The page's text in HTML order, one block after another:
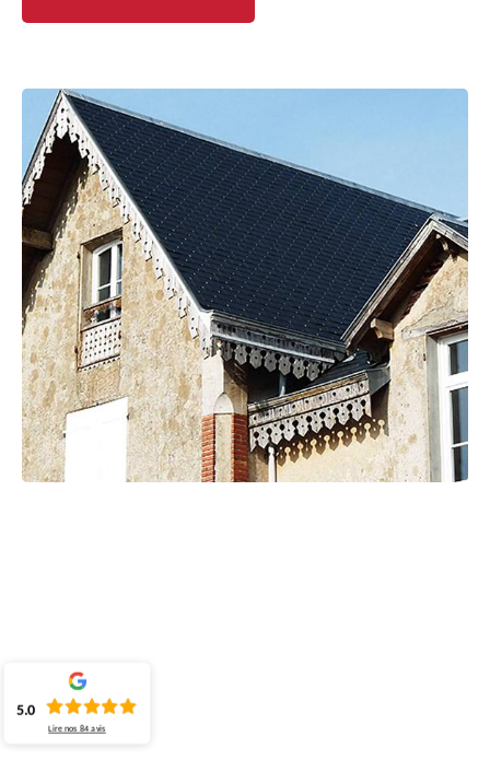
5.0
Lire nos84 avis